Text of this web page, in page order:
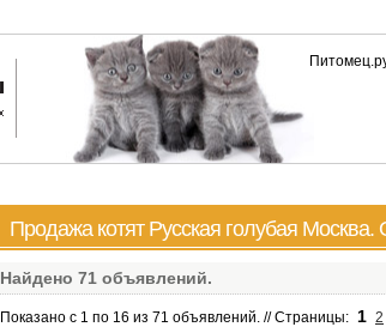
Продажа котят Русская голубая
Найдено 71 объявлений.
Показано с 1 по 16 из 71 объявлений. // Страницы: 1 2